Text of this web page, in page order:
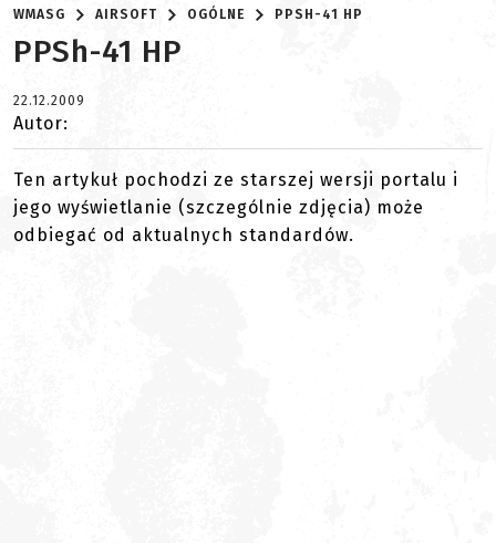
WMASG AIRSOFT OGÓLNE PPSH-41 HP
PPSh-41 HP
22.12.2009
Autor:
Ten artykuł pochodzi ze starszej wersji portalu i
jego wyświetlanie (szczególnie zdjęcia) może
odbiegać od aktualnych standardów.